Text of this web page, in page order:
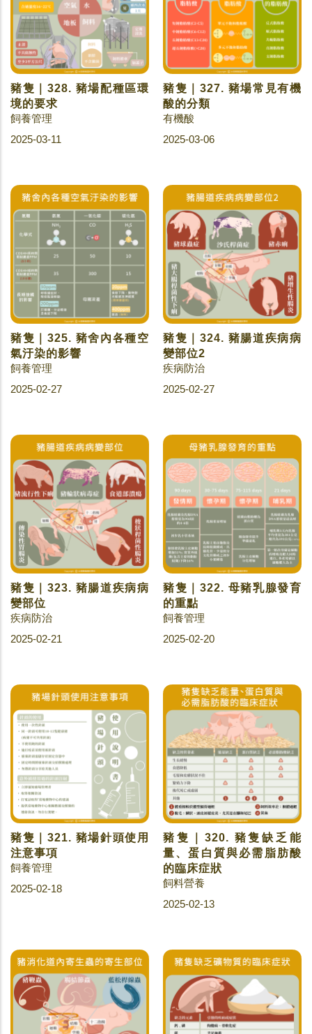
豬隻｜328. 豬場配種區環
境的要求
飼養管理
2025-03-11
豬隻｜327. 豬場常見有機
酸的分類
有機酸
2025-03-06
豬隻｜325. 豬舍內各種空
氣汙染的影響
飼養管理
2025-02-27
豬隻｜324. 豬腸道疾病病
變部位2
疾病防治
2025-02-27
豬隻｜323. 豬腸道疾病病
變部位
疾病防治
2025-02-21
豬隻｜322. 母豬乳腺發育
的重點
飼養管理
2025-02-20
豬隻｜321. 豬場針頭使用
注意事項
飼養管理
2025-02-18
豬隻｜320. 豬隻缺乏能
量、蛋白質與必需脂肪酸
的臨床症狀
飼料營養
2025-02-13